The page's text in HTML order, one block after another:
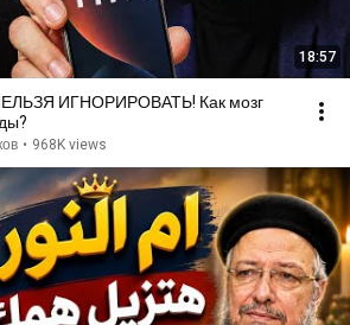
18:57
ИГНОРИРОВАТЬ! Как мозг
• 968K views